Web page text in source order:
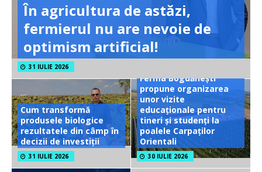
În agricultura de astăzi,
fermierul nu are nevoie de
optimism artificial!
31 IULIE 2026
Cum transformă
produsele biologice
rezultatele din câmp în
decizii de investiții
31 IULIE 2026
Ferma Bogdănești
propune organizarea
unor vizite
educaționale pentru
tineri și studenți la
poalele Carpaților
Orientali
30 IULIE 2026